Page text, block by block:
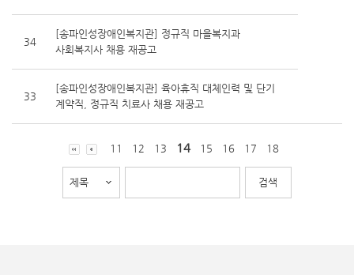
34
[송파인성장애인복지관] 정규직 마을복지과
사회복지사 채용 재공고
33
[송파인성장애인복지관] 육아휴직 대체인력 및 단기
계약직, 정규직 치료사 채용 재공고
11 12 13 14 15 16 17 18